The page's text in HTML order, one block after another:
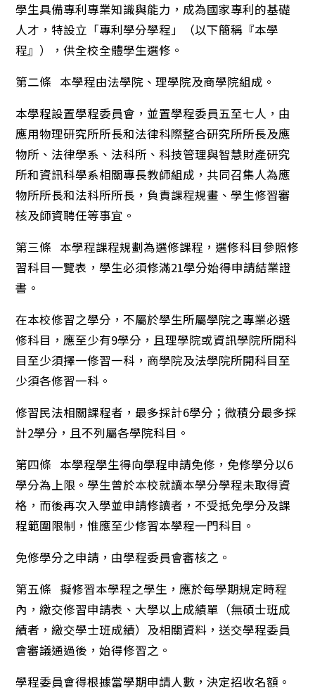
學生具備專利專業知識與能力，成為國家專利的基礎
人才，特設立「專利學分學程」（以下簡稱『本學
程』），供全校全體學生選修。
第二條 本學程由法學院、理學院及商學院組成。
本學程設置學程委員會，並置學程委員五至七人，由
應用物理研究所所長和法律科際整合研究所所長及應
物所、法律學系、法科所、科技管理與智慧財產研究
所和資訊科學系相關專長教師組成，共同召集人為應
物所所長和法科所所長，負責課程規畫、學生修習審
核及師資聘任等事宜。
第三條 本學程課程規劃為選修課程，選修科目參照修
習科目一覽表，學生必須修滿21學分始得申請結業證
書。
在本校修習之學分，不屬於學生所屬學院之專業必選
修科目，應至少有9學分，且理學院或資訊學院所開科
目至少須擇一修習一科，商學院及法學院所開科目至
少須各修習一科。
修習民法相關課程者，最多採計6學分；微積分最多採
計2學分，且不列屬各學院科目。
第四條 本學程學生得向學程申請免修，免修學分以6
學分為上限。學生曾於本校就讀本學分學程未取得資
格，而後再次入學並申請修讀者，不受抵免學分及課
程範圍限制，惟應至少修習本學程一門科目。
免修學分之申請，由學程委員會審核之。
第五條 擬修習本學程之學生，應於每學期規定時程
內，繳交修習申請表、大學以上成績單（無碩士班成
績者，繳交學士班成績）及相關資料，送交學程委員
會審議通過後，始得修習之。
學程委員會得根據當學期申請人數，決定招收名額。